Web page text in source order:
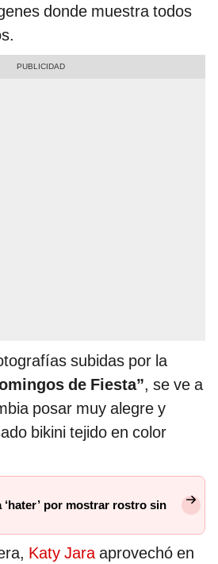
donde muestra todos
subidas por la
de Fiesta”, se ve a
posar muy alegre y
bikini tejido en color
por mostrar rostro sin
Katy Jaraaprovechó en